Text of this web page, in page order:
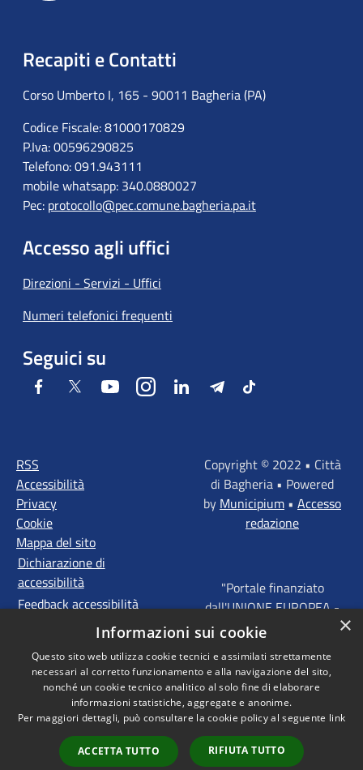
Recapiti e Contatti
Corso Umberto I, 165 - 90011 Bagheria (PA)
Codice Fiscale: 81000170829
P.Iva: 00596290825
Telefono: 091.943111
mobile whatsapp: 340.0880027
Pec: protocollo@pec.comune.bagheria.pa.it
Accesso agli uffici
Direzioni - Servizi - Uffici
Numeri telefonici frequenti
Seguici su
Facebook Twitter YoutubeInstagramLinkedIn TelegramTiktok
RSS
Accessibilità
Privacy
Cookie
Mappa del sito
Dichiarazione di
accessibilità
Feedback accessibilità
Copyright © 2022 • Città
di Bagheria • Powered
by Municipium • Accesso
redazione
"Portale finanziato
dall'UNIONE EUROPEA -
FONDI STRUTTURALI
EUROPEI - Programma
Operativo FESR Sicilia
2014 - 2020 Agenda
Urbana ITI "Palermo -
Bagheria"
×
Informazioni sui cookie
Questo sito web utilizza cookie tecnici e assimilati strettamente
necessari al corretto funzionamento e alla navigazione del sito,
nonché un cookie tecnico analitico al solo fine di elaborare
informazioni statistiche, aggregate e anonime.
Per maggiori dettagli, può consultare la cookie policy al seguente link
ACCETTA TUTTO RIFIUTA TUTTO